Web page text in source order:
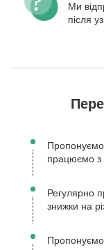
Ми
після
Пропонуємо
працюємо з
Регулярно
знижки на
Пропонуємо